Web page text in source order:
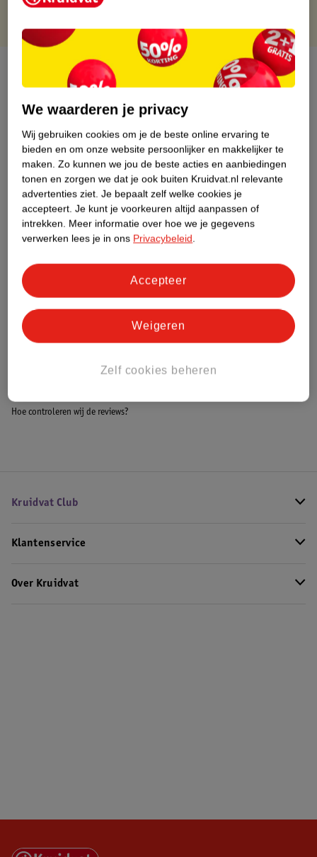
Over dit product
Productinformatie
Etiketinformatie
Nature Impact Score
Dit product heeft (nog) geen Nature
Impact Score.
Meer informatie
Bestel & Bezorginformatie
Bekijk ook
Alle Hondenmanden en kussens
Hoe controleren wij de reviews?
Kruidvat Club
Klantenservice
Over Kruidvat
We waarderen je privacy
Wij gebruiken cookies om je de beste online ervaring te
bieden en om onze website persoonlijker en makkelijker te
maken. Zo kunnen we jou de beste acties en aanbiedingen
tonen en zorgen we dat je ook buiten Kruidvat.nl relevante
advertenties ziet. Je bepaalt zelf welke cookies je
accepteert. Je kunt je voorkeuren altijd aanpassen of
intrekken. Meer informatie over hoe we je gegevens
verwerken lees je in ons Privacybeleid.
Zelf cookies beheren
Weigeren
Accepteer